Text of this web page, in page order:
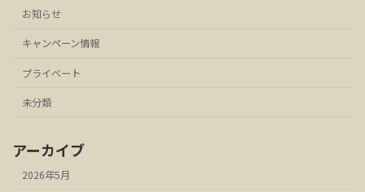
お知らせ
キャンペーン情報
プライベート
未分類
アーカイブ
2026年5月